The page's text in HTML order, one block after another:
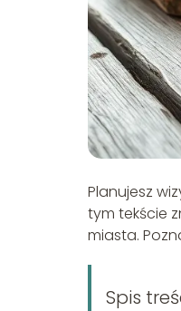
Planujesz
tym tekście
miasta.
Spis